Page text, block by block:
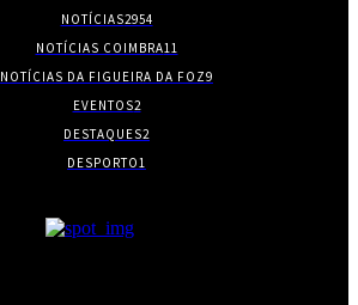
NOTÍCIAS2954
NOTÍCIAS COIMBRA11
NOTÍCIAS DA FIGUEIRA DA FOZ9
EVENTOS2
DESTAQUES2
DESPORTO1